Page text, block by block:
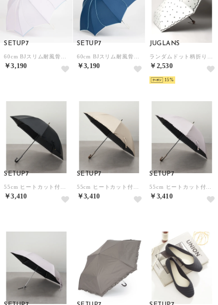
SETUP7
￥3,190
SETUP7
￥3,190
JUGLANS
￥2,530
15
SETUP7
￥3,410
SETUP7
￥3,410
SETUP7
￥3,410